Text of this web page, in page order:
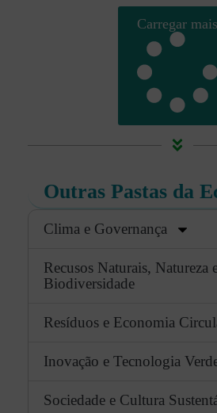
Carregar mais
Outras Pastas da
Clima e Governança
Recusos Naturais, Natureza
Biodiversidade
Resíduos e Economia
Inovação e Tecnologia
Sociedade e Cultura